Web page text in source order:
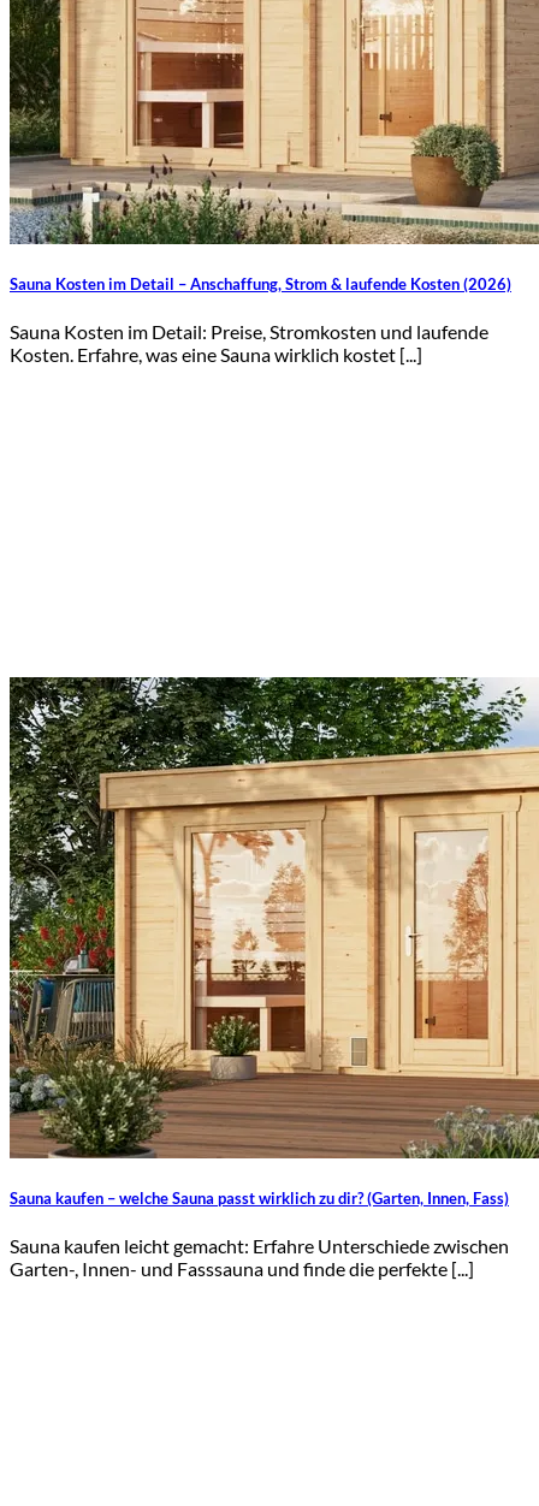
Sauna Kosten im Detail – Anschaffung, Strom & laufende Kosten (2026)
Sauna Kosten im Detail: Preise, Stromkosten und laufende
Kosten. Erfahre, was eine Sauna wirklich kostet [...]
Sauna kaufen – welche Sauna passt wirklich zu dir? (Garten, Innen, Fass)
Sauna kaufen leicht gemacht: Erfahre Unterschiede zwischen
Garten-, Innen- und Fasssauna und finde die perfekte [...]